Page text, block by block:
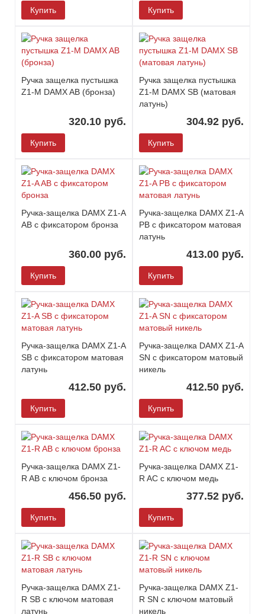
Купить Купить
Ручка защелка пустышка
Z1-М DAMX AB (бронза)
320.10 руб.
Купить
Ручка защелка пустышка
Z1-М DAMX SB (матовая
латунь)
304.92 руб.
Купить
Ручка-защелка DAMX Z1-A
AB с фиксатором бронза
360.00 руб.
Купить
Ручка-защелка DAMX Z1-A
PB с фиксатором матовая
латунь
413.00 руб.
Купить
Ручка-защелка DAMX Z1-A
SB с фиксатором матовая
латунь
412.50 руб.
Купить
Ручка-защелка DAMX Z1-A
SN с фиксатором матовый
никель
412.50 руб.
Купить
Ручка-защелка DAMX Z1-
R AB с ключом бронза
456.50 руб.
Купить
Ручка-защелка DAMX Z1-
R AC с ключом медь
377.52 руб.
Купить
Ручка-защелка DAMX Z1-
R SB с ключом матовая
латунь
Ручка-защелка DAMX Z1-
R SN с ключом матовый
никель